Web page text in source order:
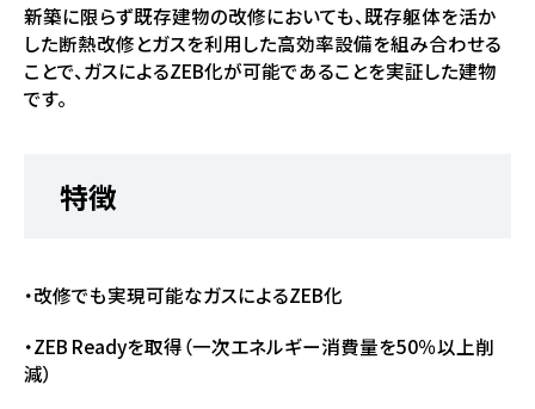
新築に限らず既存建物の改修においても、既存躯体を活か
した断熱改修とガスを利用した高効率設備を組み合わせる
ことで、ガスによるZEB化が可能であることを実証した建物
です。
特徴
・改修でも実現可能なガスによるZEB化
・ZEB Readyを取得（一次エネルギー消費量を50％以上削
減）